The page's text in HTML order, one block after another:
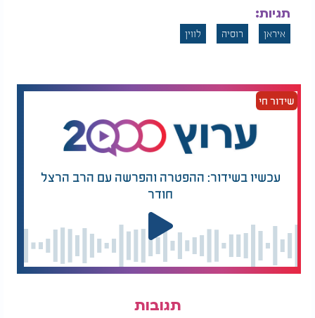
תגיות:
איראן רוסיה לווין
שידור חי
עכשיו בשידור: ההפטרה והפרשה עם הרב הרצל
חודר
תגובות